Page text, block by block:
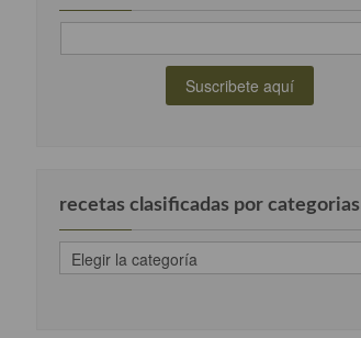
recetas clasificadas por categorias
recetas
clasificadas